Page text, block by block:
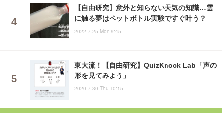
【自由研究】意外と知らない天気の知識…雲
に触る夢はペットボトル実験ですぐ叶う？
2022.7.25 Mon 9:45
東大流！【自由研究】QuizKnock Lab「声の
形を見てみよう」
2020.7.30 Thu 10:15